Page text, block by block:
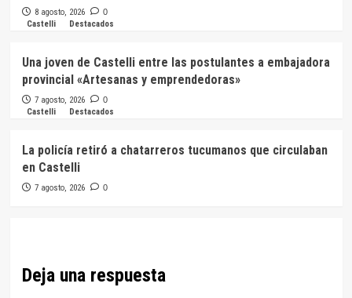
8 agosto, 2026 0
Castelli Destacados
Una joven de Castelli entre las postulantes a embajadora
provincial «Artesanas y emprendedoras»
7 agosto, 2026 0
Castelli Destacados
La policía retiró a chatarreros tucumanos que circulaban
en Castelli
7 agosto, 2026 0
Deja una respuesta